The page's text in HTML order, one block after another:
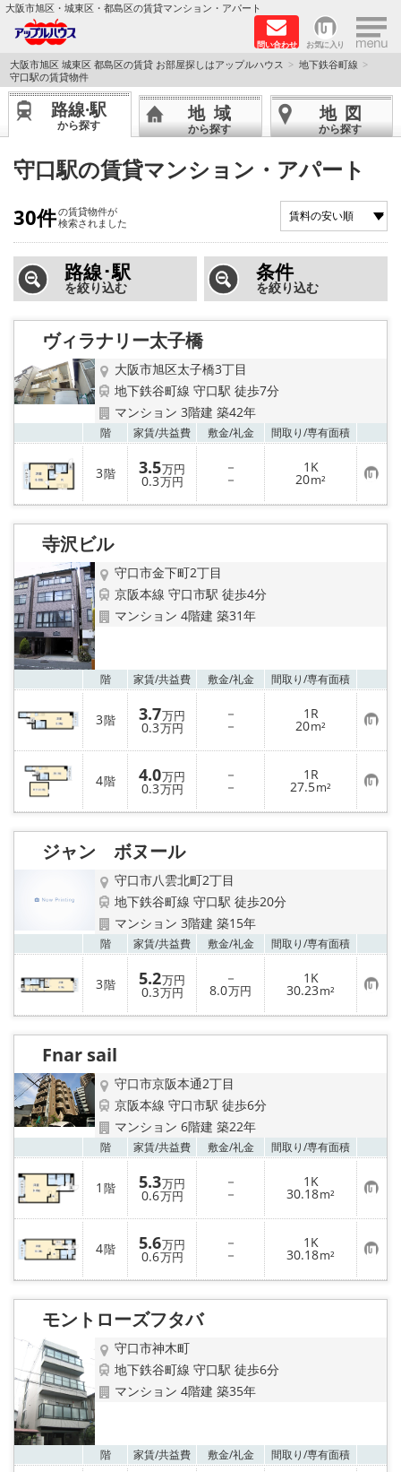
大阪市旭区・城東区・都島区の賃貸マンション・アパート
問い合わせ お気に入り ×
TOPページ
シャーメゾン
地図から探す
スタッフ
BLOG
RECRUIT
LINE公式アカウント
Instagram
店舗情報·アクセス
会社概要
メールでお問い合わせ
大阪市旭区 城東区 都島区の賃貸 お部屋探しはアップルハウス
地下鉄谷町線
守口駅の賃貸物件
路線·駅
から探す
地域
から探す
地図
から探す
守口駅の賃貸マンション・アパート
30件の賃貸物件が
検索されました
路線･駅
を絞り込む
条件
を絞り込む
ヴィラナリー太子橋
大阪市旭区太子橋3丁目
地下鉄谷町線 守口駅 徒歩7分
マンション 3階建 築42年
階 家賃/共益費 敷金/礼金 間取り/専有面積
3階 3.5万円
0.3万円
－
－
1K
20m² お
気
に
り
寺沢ビル
守口市金下町2丁目
京阪本線 守口市駅 徒歩4分
マンション 4階建 築31年
階 家賃/共益費 敷金/礼金 間取り/専有面積
3階 3.7万円
0.3万円
－
－
1R
20m² お
気
に
入
り
登
録
4階 4.0万円
0.3万円
－
－
1R
27.5m² お
気
に
り
ジャン ボヌール
守口市八雲北町2丁目
地下鉄谷町線 守口駅 徒歩20分
マンション 3階建 築15年
階 家賃/共益費 敷金/礼金 間取り/専有面積
3階 5.2万円
0.3万円
－
8.0万円
1K
30.23m² お
気
に
り
Fnar sail
守口市京阪本通2丁目
京阪本線 守口市駅 徒歩6分
マンション 6階建 築22年
階 家賃/共益費 敷金/礼金 間取り/専有面積
1 階 5.3万円
0.6万円
－
－
1K
30.18m² お
気
に
入
り
登
録
4階 5.6万円
0.6万円
－
－
1K
30.18m² お
気
に
り
モントローズフタバ
守口市神木町
地下鉄谷町線 守口駅 徒歩6分
マンション 4階建 築35年
階 家賃/共益費 敷金/礼金 間取り/専有面積